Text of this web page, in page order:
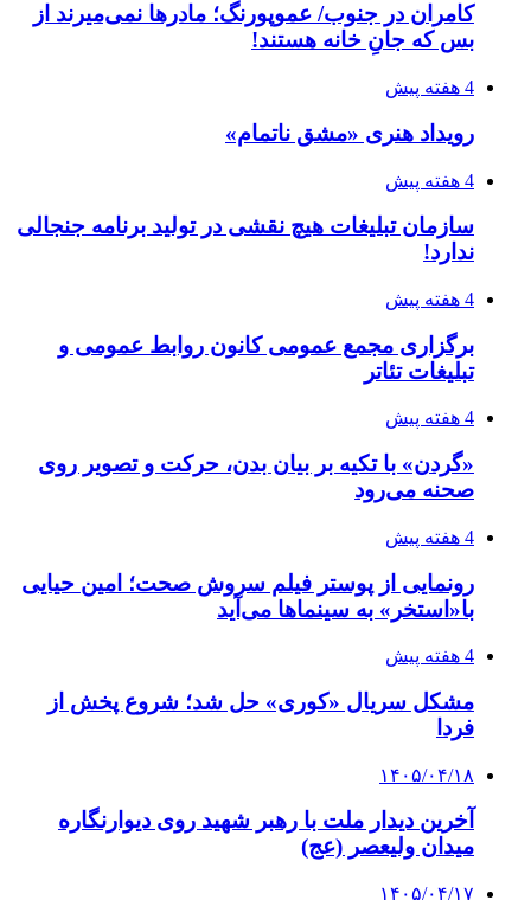
کامران در جنوب/ عموپورنگ؛ مادرها نمی‌میرند از
بس که جانِ خانه هستند!
4 هفته پیش
رویداد هنری «مشق ناتمام»
4 هفته پیش
سازمان تبلیغات هیچ نقشی در تولید برنامه جنجالی
ندارد!
4 هفته پیش
برگزاری مجمع عمومی کانون روابط عمومی و
تبلیغات تئاتر
4 هفته پیش
«گردن» با تکیه بر بیان بدن، حرکت و تصویر روی
صحنه می‌رود
4 هفته پیش
رونمایی از پوستر فیلم سروش صحت؛ امین حیایی
با«استخر» به سینماها می‌آید
4 هفته پیش
مشکل سریال «کوری» حل شد؛ شروع پخش از
فردا
۱۴۰۵/۰۴/۱۸
آخرین دیدار ملت با رهبر شهید روی دیوارنگاره
میدان ولیعصر (عج)
۱۴۰۵/۰۴/۱۷